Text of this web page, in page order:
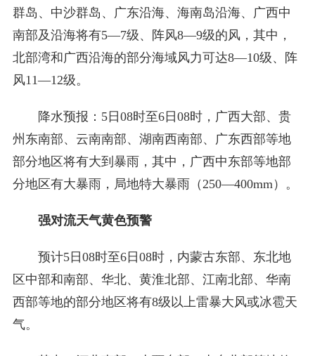
群岛、中沙群岛、广东沿海、海南岛沿海、广西中
南部及沿海将有5—7级、阵风8—9级的风，其中，
北部湾和广西沿海的部分海域风力可达8—10级、阵
风11—12级。
降水预报：5日08时至6日08时，广西大部、贵
州东南部、云南南部、湖南西南部、广东西部等地
部分地区将有大到暴雨，其中，广西中东部等地部
分地区有大暴雨，局地特大暴雨（250—400mm）。
强对流天气黄色预警
预计5日08时至6日08时，内蒙古东部、东北地
区中部和南部、华北、黄淮北部、江南北部、华南
西部等地的部分地区将有8级以上雷暴大风或冰雹天
气。